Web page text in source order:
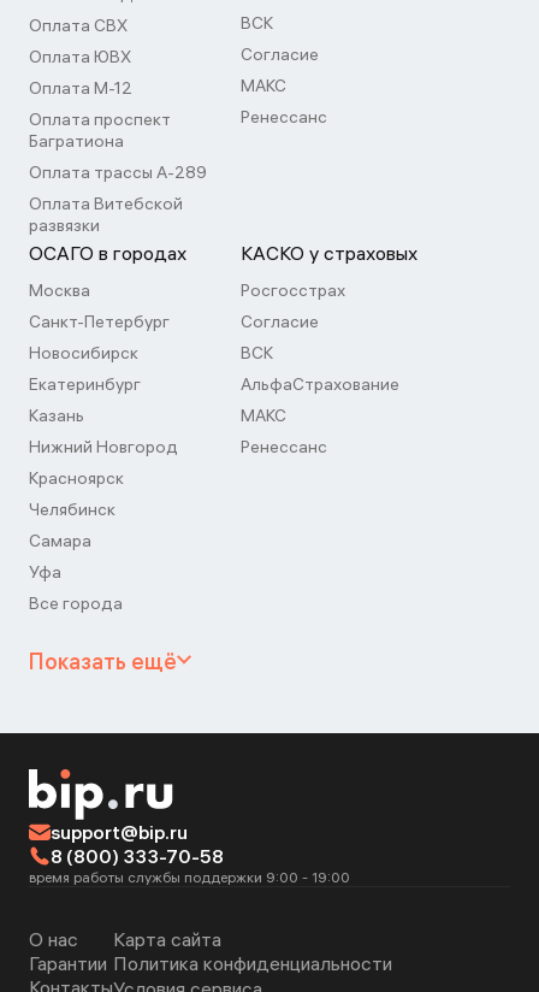
Оплата СВХ
Оплата ЮВХ
Оплата М-12
Оплата проспект
Багратиона
Оплата трассы А-289
Оплата Витебской
развязки
ВСК
Согласие
МАКС
Ренессанс
ОСАГО в городах
Москва
Санкт-Петербург
Новосибирск
Екатеринбург
Казань
Нижний Новгород
Красноярск
Челябинск
Самара
Уфа
Все города
КАСКО у страховых
Росгосстрах
Согласие
ВСК
АльфаСтрахование
МАКС
Ренессанс
Показать ещё
support@bip.ru
8 (800) 333-70-58
время работы службы поддержки 9:00 - 19:00
О нас
Гарантии
Контакты
Карта сайта
Политика конфиденциальности